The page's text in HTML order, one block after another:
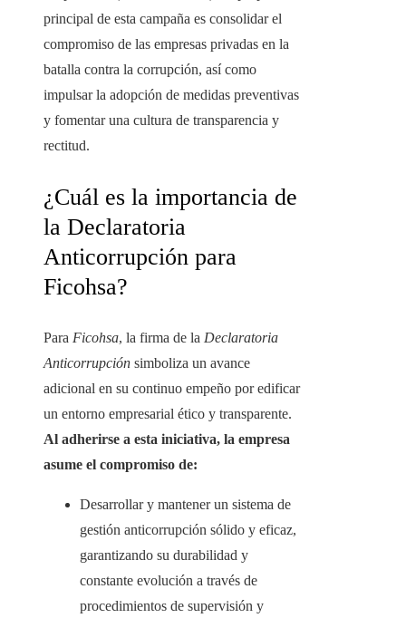
principal de esta campaña es consolidar el
compromiso de las empresas privadas en la
batalla contra la corrupción, así como
impulsar la adopción de medidas preventivas
y fomentar una cultura de transparencia y
rectitud.
¿Cuál es la importancia de
la Declaratoria
Anticorrupción para
Ficohsa?
Para Ficohsa, la firma de la Declaratoria
Anticorrupción simboliza un avance
adicional en su continuo empeño por edificar
un entorno empresarial ético y transparente.
Al adherirse a esta iniciativa, la empresa
asume el compromiso de:
Desarrollar y mantener un sistema de
gestión anticorrupción sólido y eficaz,
garantizando su durabilidad y
constante evolución a través de
procedimientos de supervisión y